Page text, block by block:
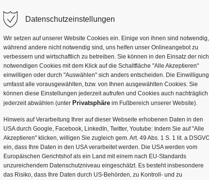
RUNDFAHRTEN
Stadtrundfahrt Dresden
Lustige Stadtrundfahrt Dresden
Lustige Dampferkaffeefahrt
Kutschfahrt in Dresden
Kutschfahrt in Moritzburg
Künstler Dresden
Animation & Theater
Bühne & Show
Event & Empfang
Tischanimation und
Erlebnisstationen
Produktpräsentation &
für 2021 Teil 1
über die wichtigsten Veranstaltungen in Dresden und
Veranstaltungen zum Zeitpunkt der
wenn Sie uns weitere wichtige
der Sächsischen Dampfschifffahrt
Musikfestspiele
Datenschutzeinstellungen
Wir setzen auf unserer Website Cookies ein. Einige von ihnen sind notwendig,
während andere nicht notwendig sind, uns helfen unser Onlineangebot zu
verbessern und wirtschaftlich zu betreiben. Sie können in den Einsatz der
notwendigen Cookies mit dem Klick auf die Schaltfläche "Alle Akzeptieren"
einwilligen oder durch "Auswählen" sich anders entscheiden. Die Einwilligung
umfasst alle vorausgewählten, bzw. von Ihnen ausgewählten Cookies. Sie
können diese Einstellungen jederzeit aufrufen und Cookies auch nachträglich
jederzeit abwählen (unter Privatsphäreim Fußbereich unserer Website).
Hinweis auf Verarbeitung Ihrer auf dieser Webseite erhobenen Daten in den
USA durch Google, Facebook, LinkedIn, Twitter, Youtube: Indem Sie auf "Alle
Akzeptieren" klicken, willigen Sie zugleich gem. Art. 49 Abs. 1 S. 1 lit. a
ein, dass Ihre Daten in den USA verarbeitet werden. Die USA werden vom
Europäischen Gerichtshof als ein Land mit einem nach EU-Standards
unzureichendem Datenschutzniveau eingeschätzt. Es besteht insbesondere
das Risiko, dass Ihre Daten durch US-Behörden, zu Kontroll- und zu